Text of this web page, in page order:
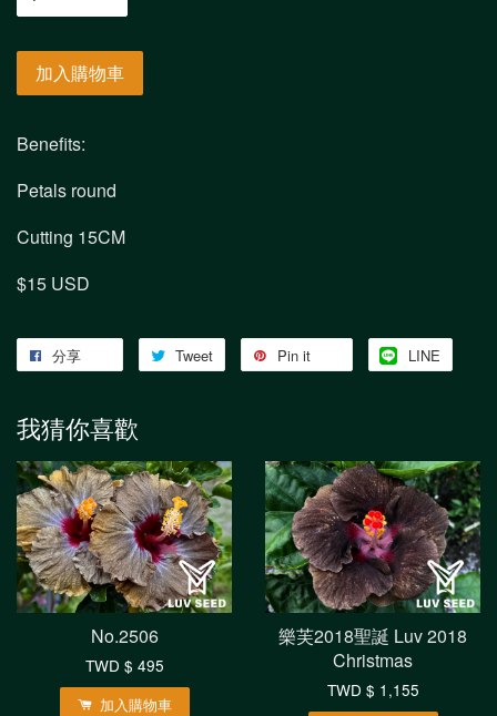
加入購物車
Benefits:
Petals round
Cutting 15CM
$15 USD
分享 Tweet Pin it LINE
我猜你喜歡
No.2506
TWD $ 495
加入購物車
樂芙2018聖誕 Luv 2018
Christmas
TWD $ 1,155